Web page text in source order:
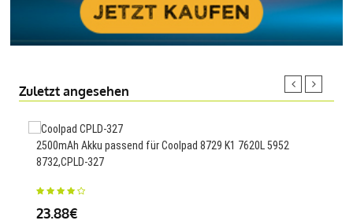
Zuletzt angesehen
2500mAh Akku passend für Coolpad 8729 K1 7620L 5952
8732,CPLD-327
23.88€